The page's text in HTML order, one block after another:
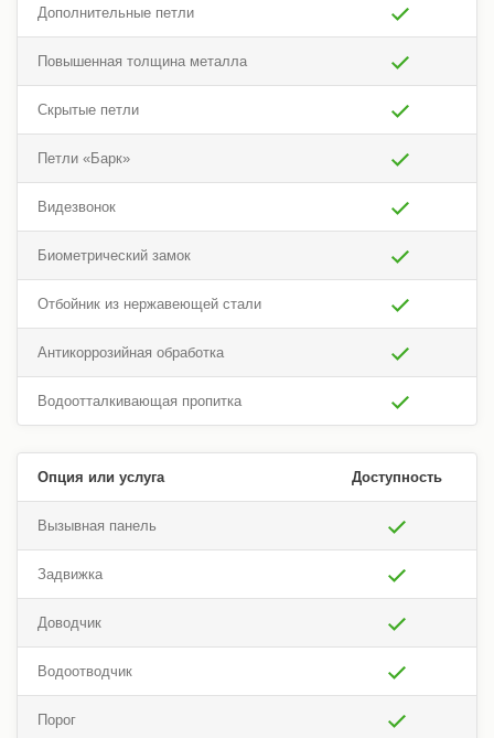
Дополнительные петли
Повышенная толщина металла
Скрытые петли
Петли «Барк»
Видезвонок
Биометрический замок
Отбойник из нержавеющей стали
Антикоррозийная обработка
Водоотталкивающая пропитка
Опция или услуга Доступность
Вызывная панель
Задвижка
Доводчик
Водоотводчик
Порог